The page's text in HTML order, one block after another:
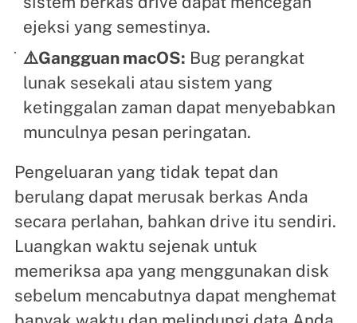
ejeksi yang semestinya.
⚠️Gangguan macOS: Bug perangkat
lunak sesekali atau sistem yang
ketinggalan zaman dapat menyebabkan
munculnya pesan peringatan.
Pengeluaran yang tidak tepat dan
berulang dapat merusak berkas Anda
secara perlahan, bahkan drive itu sendiri.
Luangkan waktu sejenak untuk
memeriksa apa yang menggunakan disk
sebelum mencabutnya dapat menghemat